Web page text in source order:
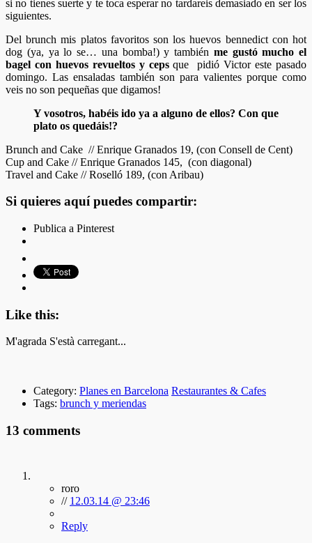
si no tienes suerte y te toca esperar no tardareis demasiado en ser los
siguientes.
Del brunch mis platos favoritos son los huevos bennedict con hot
dog (ya, ya lo se… una bomba!) y también me gustó mucho el
bagel con huevos revueltos y cepsque pidió Victor este pasado
domingo. Las ensaladas también son para valientes porque como
veis no son pequeñas que digamos!
Y vosotros, habéis ido ya a alguno de ellos? Con que
plato os quedáis!?
Brunch and Cake // Enrique Granados 19, (con Consell de Cent)
Cup and Cake // Enrique Granados 145, (con diagonal)
Travel and Cake // Roselló 189, (con Aribau)
Si quieres aquí puedes compartir:
Publica a Pinterest
Like this:
M'agrada S'està carregant...
Category: Planes en Barcelona Restaurantes & Cafes
Tags: brunch y meriendas
13 comments
roro
// 12.03.14 @ 23:46
Reply